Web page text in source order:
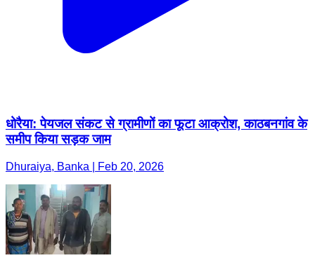
धोरैया: पेयजल संकट से ग्रामीणों का फूटा आक्रोश, काठबनगांव के
समीप किया सड़क जाम
Dhuraiya, Banka | Feb 20, 2026